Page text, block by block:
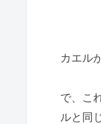
カエル
で、こ
ルと同